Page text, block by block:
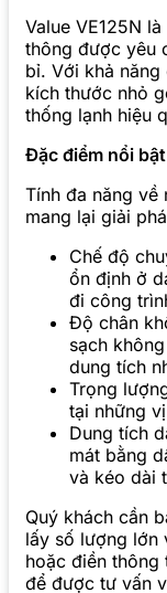
Value VE125N
thông được yêu
bỉ. Với khả
kích thước nhỏ
thống lạnh hiệu
Đặc điểm nổi
Tính đa năng về
mang lại giải
Chế độ
ổn định ở
đi công
Độ chân
sạch
dung tích
Trọng
tại những
Dung tích
mát bằng
và kéo dài
Quý khách cần
lấy số lượng lớn
hoặc điền thông
để được tư vấn